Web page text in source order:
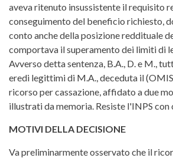
aveva ritenuto insussistente il requisito
conseguimento del beneficio richiesto,
conto anche della posizione reddituale
comportava il superamento dei limiti di
Avverso detta sentenza, B.A., D. e M.,
eredi legittimi di M.A., deceduta il
ricorso per cassazione, affidato a due
illustrati da memoria. Resiste l'INPS
MOTIVI DELLA DECISIONE
Va preliminarmente osservato che il